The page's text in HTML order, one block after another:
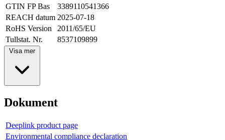
GTIN FP Bas
3389110541366
REACH datum 2025-07-18
RoHS Version
2011/65/EU
Tullstat. Nr.
8537109899
Visa mer
Dokument
Deeplink product page
Environmental compliance declaration